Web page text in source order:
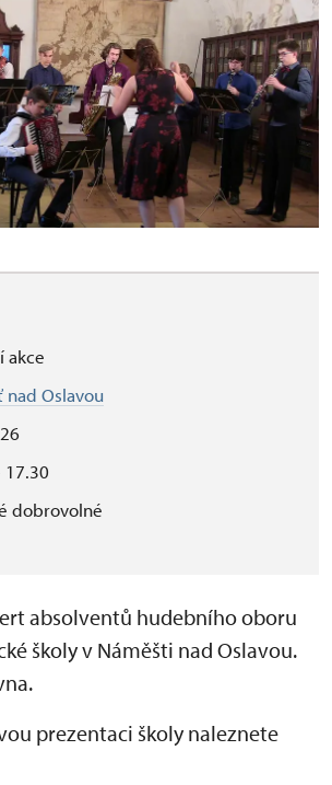
akce
nad Oslavou
17.30
dobrovolné
absolventů hudebního oboru
školy v Náměšti nad Oslavou.
prezentaci školy naleznete